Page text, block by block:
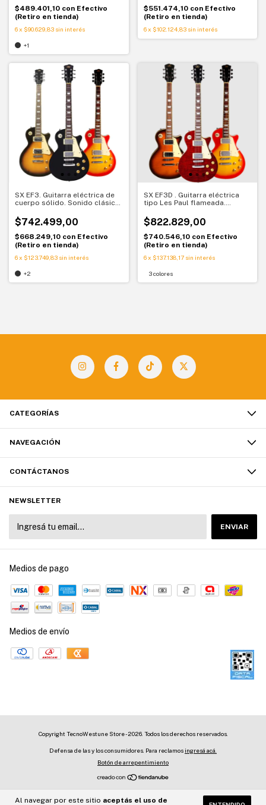
Al navegar por este sitio aceptás el uso de
$489.401,10 con Efectivo
(Retiro en tienda)
6x $90.629,83 sin interés
+1
$551.474,10 con Efectivo
(Retiro en tienda)
6 x $102.124,83 sin interés
SX EF3. Guitarra eléctrica de
cuerpo sólido. Sonido clásico
$742.499,00
$668.249,10 con Efectivo
(Retiro en tienda)
6x $123.749,83 sin interés
+2
SX EF3D . Guitarra eléctrica
tipo Les Paul flameada.
$822.829,00
$740.546,10 con Efectivo
(Retiro en tienda)
6 x $137.138,17 sin interés
3 colores
CATEGORÍAS
NAVEGACIÓN
CONTÁCTANOS
NEWSLETTER
Medios de pago
Medios de envío
Copyright TecnoWestune Store - 2026. Todos los derechos reservados.
Defensa de las y los consumidores. Para reclamos ingresá acá.
Botón de arrepentimiento